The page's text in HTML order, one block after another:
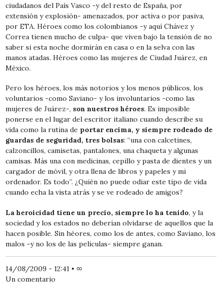
ciudadanos del País Vasco -y del resto de España, por
extensión y explosión- amenazados, por activa o por pasiva,
por ETA. Héroes como los colombianos -y aquí Chávez y
Correa tienen mucho de culpa- que viven bajo la tensión de no
saber si esta noche dormirán en casa o en la selva con las
manos atadas. Héroes como las mujeres de Ciudad Juárez, en
México.
Pero los héroes, los más notorios y los menos públicos, los
voluntarios -como Saviano- y los involuntarios -como las
mujeres de Juárez-, son nuestros héroes. Es imposible
ponerse en el lugar del escritor italiano cuando describe su
vida como la rutina de portar encima, y siempre rodeado de
guardas de seguridad, tres bolsas: “una con calcetines,
calzoncillos, camisetas, pantalones, una chaqueta y algunas
camisas. Más una con medicinas, cepillo y pasta de dientes y un
cargador de móvil, y otra llena de libros y papeles y mi
ordenador. Es todo”. ¿Quién no puede odiar este tipo de vida
cuando echa la vista atrás y se ve rodeado de amigos?
La heroicidad tiene un precio, siempre lo ha tenido, y la
sociedad y los estados no deberían olvidarse de aquellos que la
hacen posible. Sin héores, como los de antes, como Saviano, los
malos -y no los de las películas- siempre ganan.
14/08/2009 - 12:41 • ∞
Un comentario